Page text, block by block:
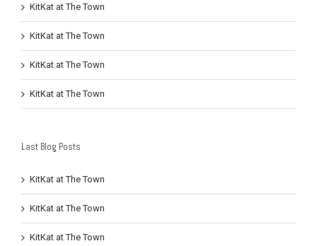
KitKat at The Town
KitKat at The Town
KitKat at The Town
KitKat at The Town
Last Blog Posts
KitKat at The Town
KitKat at The Town
KitKat at The Town